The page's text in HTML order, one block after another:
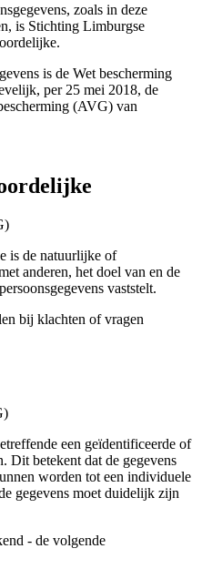
zoals in deze
is Stichting Limburgse
is de Wet bescherming
per 25 mei 2018, de
(AVG) van
is de natuurlijke of
anderen, het doel van en de
vaststelt.
bij klachten of vragen
een geïdentificeerde of
Dit betekent dat de gegevens
worden tot een individuele
gegevens moet duidelijk zijn
- de volgende